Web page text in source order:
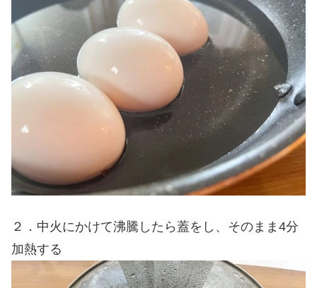
２．中火にかけて沸騰したら蓋をし、そのまま4分
加熱する